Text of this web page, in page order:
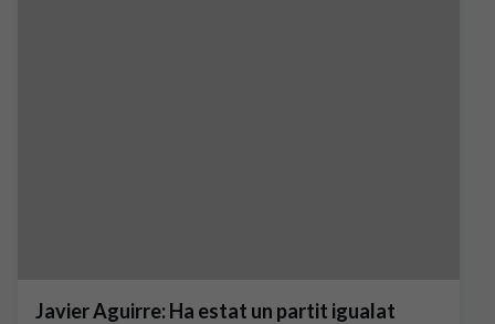
Javier Aguirre: Ha estat un partit igualat